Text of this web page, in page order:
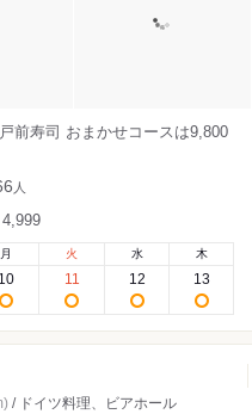
前寿司 おまかせコースは9,800
人
月
10
火
11
水
12
木
13
/ ドイツ料理、ビアホール